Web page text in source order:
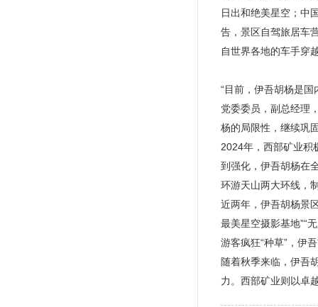
日出和绝美星空；中
告，景区自驾旅居车
自世界各地的车手
“目前，伊吾胡杨是
党委委员，副总经理
杨的局限性，继续巩
2024年，西部矿业积
到强化，伊吾胡杨在
环游天山两大环线，
近两年，伊吾胡杨景
最美星空摄影基地”“
游客疯狂“种草”，伊
随着秋季来临，伊吾
力。西部矿业则以卓